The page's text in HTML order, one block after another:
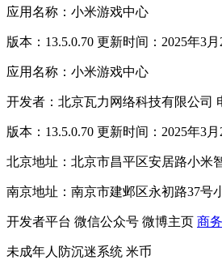
应用名称：小米游戏中心
版本：13.5.0.70 更新时间：2025年3月
应用名称：小米游戏中心
开发者：北京瓦力网络科技有限公司
版本：13.5.0.70 更新时间：2025年3月
北京地址：北京市昌平区安居路小米
南京地址：南京市建邺区永初路37号
开发者平台 微信公众号 微博主页 商
未成年人防沉迷系统 米币